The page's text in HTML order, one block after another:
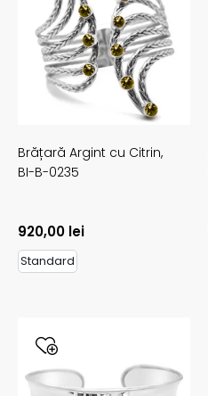
Brățară Argint cu Citrin,
BI-B-0235
920,00 lei
Standard